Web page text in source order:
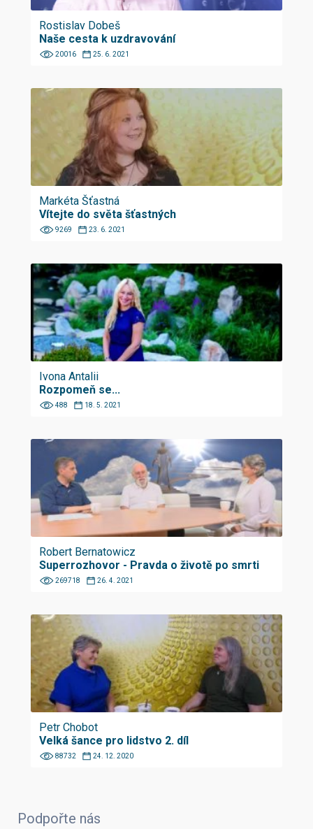
Rostislav Dobeš
Naše cesta k uzdravování
20016 25. 6. 2021
Markéta Šťastná
Vítejte do světa šťastných
9269 23. 6. 2021
Ivona Antalii
Rozpomeň se...
488 18. 5. 2021
Robert Bernatowicz
Superrozhovor - Pravda o životě po smrti
269718 26. 4. 2021
Petr Chobot
Velká šance pro lidstvo 2. díl
88732 24. 12. 2020
Podpořte nás